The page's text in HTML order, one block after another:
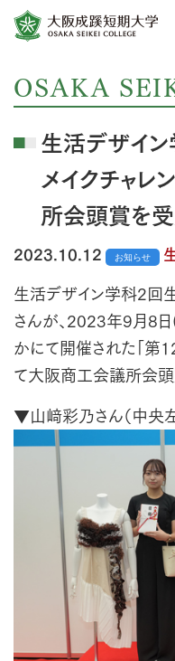
OSAKA
生活デザイン
メイクチャレ
所会頭賞を
2023.10.12 お知らせ
生活デザイン学科2回
さんが、2023年9月8日
かにて開催された「第
て大阪商工会議所会頭
▼山﨑彩乃さん（中央左